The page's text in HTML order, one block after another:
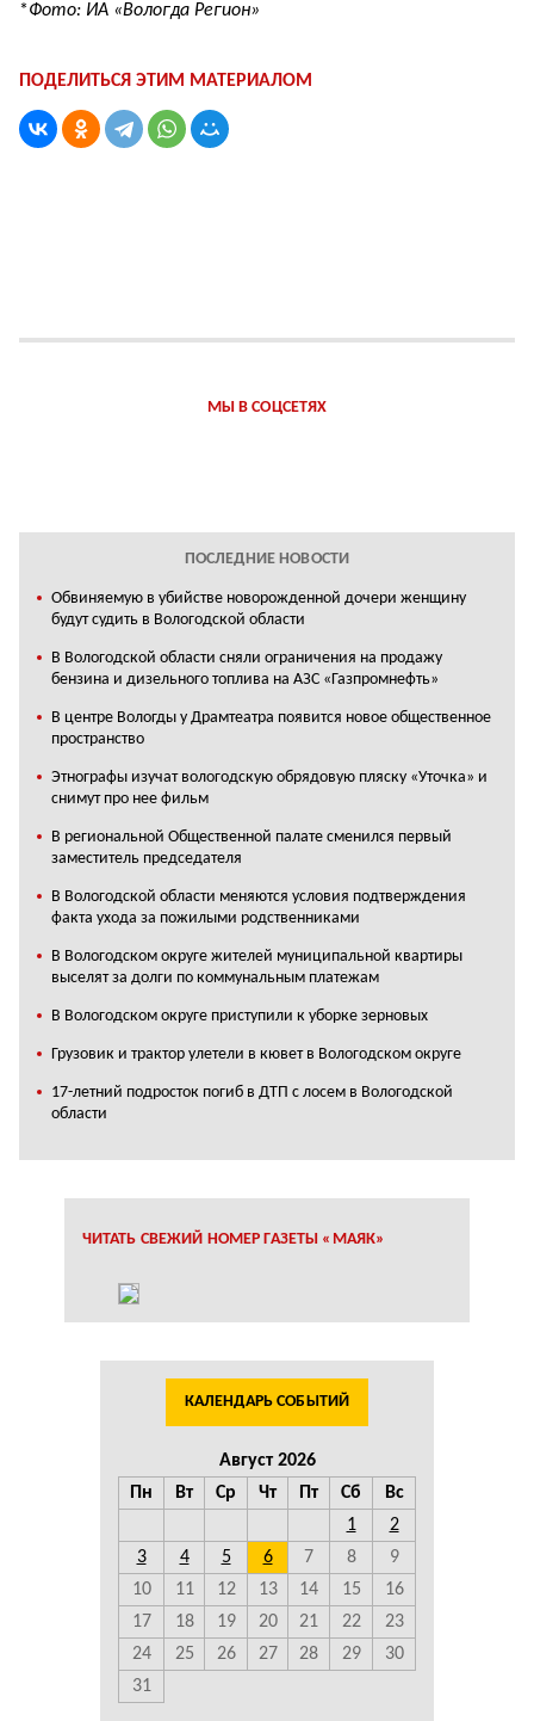
*Фото: ИА «Вологда Регион»
ПОДЕЛИТЬСЯ ЭТИМ МАТЕРИАЛОМ
МЫ В СОЦСЕТЯХ
ПОСЛЕДНИЕ НОВОСТИ
Обвиняемую в убийстве новорожденной дочери женщину
будут судить в Вологодской области
В Вологодской области сняли ограничения на продажу
бензина и дизельного топлива на АЗС «Газпромнефть»
В центре Вологды у Драмтеатра появится новое общественное
пространство
Этнографы изучат вологодскую обрядовую пляску «Уточка» и
снимут про нее фильм
В региональной Общественной палате сменился первый
заместитель председателя
В Вологодской области меняются условия подтверждения
факта ухода за пожилыми родственниками
В Вологодском округе жителей муниципальной квартиры
выселят за долги по коммунальным платежам
В Вологодском округе приступили к уборке зерновых
Грузовик и трактор улетели в кювет в Вологодском округе
17-летний подросток погиб в ДТП с лосем в Вологодской
области
ЧИТАТЬ СВЕЖИЙ НОМЕР ГАЗЕТЫ «МАЯК»
КАЛЕНДАРЬ СОБЫТИЙ
Август 2026
Пн
Вт Ср Чт Пт Сб
Вс
1
2
3
4 5 6 7 8
9
10
11 12 13 14 15
16
17
18 19 20 21 22
23
24
25 26 27 28 29
30
31